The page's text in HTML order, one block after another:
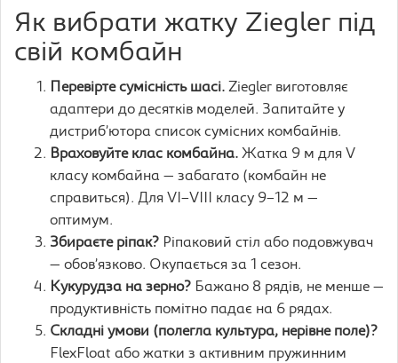
Як вибрати жатку Ziegler під
свій комбайн
Перевірте сумісність шасі. Ziegler виготовляє
адаптери до десятків моделей. Запитайте у
дистриб’ютора список сумісних комбайнів.
Враховуйте клас комбайна. Жатка 9 м для V
класу комбайна — забагато (комбайн не
справиться). Для VI–VIII класу 9–12 м —
оптимум.
Збираєте ріпак? Ріпаковий стіл або подовжувач
— обов’язково. Окупається за 1 сезон.
Кукурудза на зерно? Бажано 8 рядів, не менше —
продуктивність помітно падає на 6 рядах.
Складні умови (полегла культура, нерівне поле)?
FlexFloat або жатки з активним пружинним